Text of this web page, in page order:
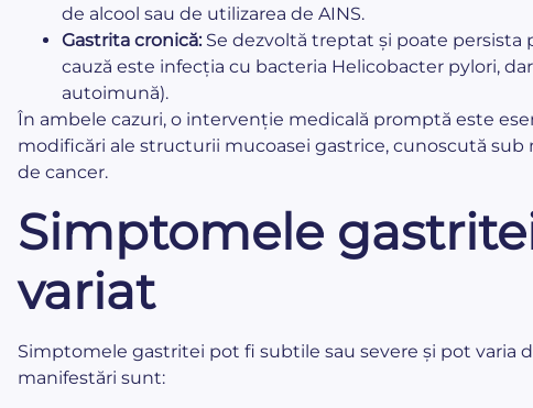
de alcool sau de utilizarea de AINS.
Gastrita cronică:Se dezvoltă treptat și poate persista
cauză este infecția cu bacteria Helicobacter pylori,
autoimună).
În ambele cazuri, o intervenție medicală promptă este
modificări ale structurii mucoasei gastrice, cunoscută
de cancer.
Simptomele
variat
Simptomele gastritei pot fi subtile sau severe și pot varia
manifestări sunt: